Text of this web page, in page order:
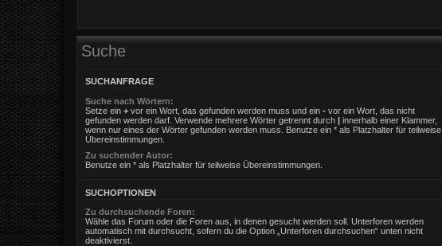
Suche
SUCHANFRAGE
Suche nach Wörtern:
Setze ein + vor ein Wort, das gefunden werden muss und ein - vor ein Wort, das nicht
gefunden werden darf. Verwende mehrere Wörter getrennt durch | innerhalb einer Klammer,
wenn nur eines der Wörter gefunden werden muss. Benutze ein * als Platzhalter für teilweise
Übereinstimmungen.
Zu suchender Autor:
Benutze ein * als Platzhalter für teilweise Übereinstimmungen.
SUCHOPTIONEN
Zu durchsuchende Foren:
Wähle das Forum oder die Foren aus, in denen gesucht werden soll. Unterforen werden
automatisch mit durchsucht, sofern du die Option „Unterforen durchsuchen“ unten nicht
deaktivierst.